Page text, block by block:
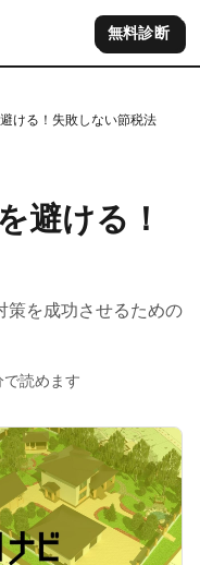
無料診断
ける！失敗しない節税法
避ける！
策を成功させるための
で読めます